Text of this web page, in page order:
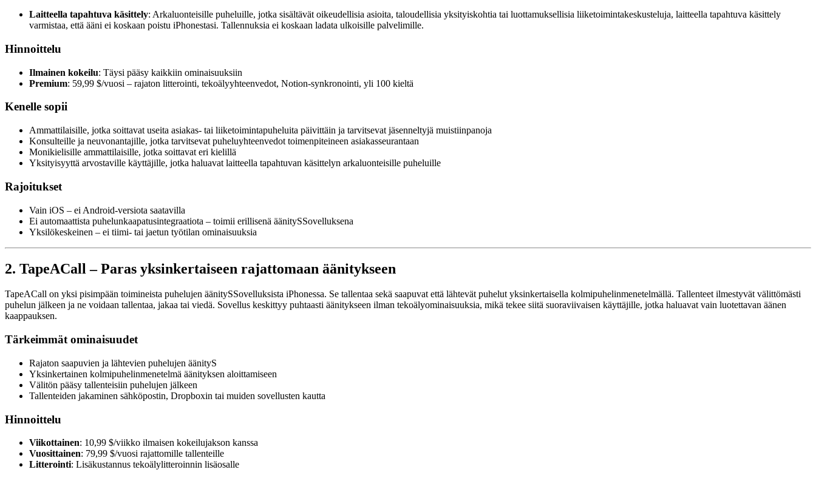
Laitteella tapahtuva käsittely: Arkaluonteisille puheluille, jotka sisältävät oikeudellisia asioita, taloudellisia yksityiskohtia tai luottamuksellisia liiketoimintakeskusteluja, laitteella tapahtuva käsittely
varmistaa, että ääni ei koskaan poistu iPhonestasi. Tallennuksia ei koskaan ladata ulkoisille palvelimille.
Hinnoittelu
Ilmainen kokeilu: Täysi pääsy kaikkiin ominaisuuksiin
Premium: 59,99 $/vuosi – rajaton litterointi, tekoälyyhteenvedot, Notion-synkronointi, yli 100 kieltä
Kenelle sopii
Ammattilaisille, jotka soittavat useita asiakas- tai liiketoimintapuheluita päivittäin ja tarvitsevat jäsenneltyjä muistiinpanoja
Konsulteille ja neuvonantajille, jotka tarvitsevat puheluyhteenvedot toimenpiteineen asiakasseurantaan
Monikielisille ammattilaisille, jotka soittavat eri kielillä
Yksityisyyttä arvostaville käyttäjille, jotka haluavat laitteella tapahtuvan käsittelyn arkaluonteisille puheluille
Rajoitukset
Vain iOS – ei Android-versiota saatavilla
Ei automaattista puhelunkaapatusintegraatiota – toimii erillisenä äänitySSovelluksena
Yksilökeskeinen – ei tiimi- tai jaetun työtilan ominaisuuksia
2. TapeACall – Paras yksinkertaiseen rajattomaan äänitykseen
TapeACall on yksi pisimpään toimineista puhelujen äänitySSovelluksista iPhonessa. Se tallentaa sekä saapuvat että lähtevät puhelut yksinkertaisella kolmipuhelinmenetelmällä. Tallenteet ilmestyvät välittömästi
puhelun jälkeen ja ne voidaan tallentaa, jakaa tai viedä. Sovellus keskittyy puhtaasti äänitykseen ilman tekoälyominaisuuksia, mikä tekee siitä suoraviivaisen käyttäjille, jotka haluavat vain luotettavan äänen
kaappauksen.
Tärkeimmät ominaisuudet
Rajaton saapuvien ja lähtevien puhelujen äänityS
Yksinkertainen kolmipuhelinmenetelmä äänityksen aloittamiseen
Välitön pääsy tallenteisiin puhelujen jälkeen
Tallenteiden jakaminen sähköpostin, Dropboxin tai muiden sovellusten kautta
Hinnoittelu
Viikottainen: 10,99 $/viikko ilmaisen kokeilujakson kanssa
Vuosittainen: 79,99 $/vuosi rajattomille tallenteille
Litterointi: Lisäkustannus tekoälylitteroinnin lisäosalle